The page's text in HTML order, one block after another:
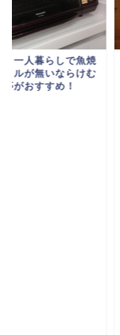
・一人暮らしで魚焼
リルが無いならけむ
亭がおすすめ！